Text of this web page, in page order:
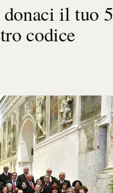
il tuo 5
codice